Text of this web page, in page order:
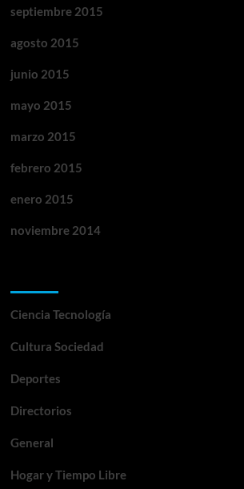
septiembre 2015
agosto 2015
junio 2015
mayo 2015
marzo 2015
febrero 2015
enero 2015
noviembre 2014
Ciencia Tecnología
Cultura Sociedad
Deportes
Directorios
General
Hogar y Tiempo Libre